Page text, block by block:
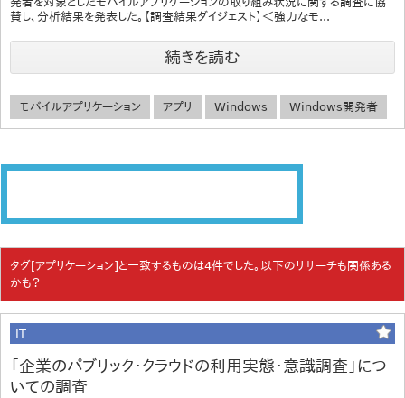
賛し、分析結果を発表した。【調査結果ダイジェスト】＜強力なモ...
続きを読む
モバイルアプリケーション アプリ Windows Windows開発者
タグ[アプリケーション]と一致するものは4件でした。以下のリサーチも関係ある
かも？
IT
「企業のパブリック・クラウドの利用実態・意識調査」につ
いての調査